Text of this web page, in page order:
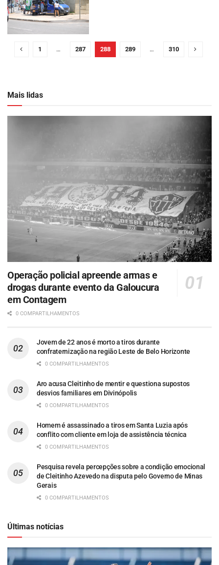
1 … 287 288 289 … 310
Mais lidas
Operação policial apreende armas e
drogas durante evento da Galoucura
em Contagem
0 COMPARTILHAMENTOS
Jovem de 22 anos é morto a tiros durante
confraternização na região Leste de Belo Horizonte
0 COMPARTILHAMENTOS
Aro acusa Cleitinho de mentir e questiona supostos
desvios familiares em Divinópolis
0 COMPARTILHAMENTOS
Homem é assassinado a tiros em Santa Luzia após
conflito com cliente em loja de assistência técnica
0 COMPARTILHAMENTOS
Pesquisa revela percepções sobre a condição emocional
de Cleitinho Azevedo na disputa pelo Governo de Minas
Gerais
0 COMPARTILHAMENTOS
Últimas notícias